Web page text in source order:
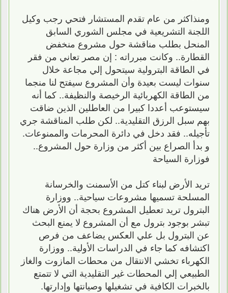
ومنذاكثر من عام تقدم المستشار فتحي رجب وكيل
اللجنة التشريعية في مجلس الشوري السابق
المنحل بطلب مناقشة حول مشروع منخفض
القطارة.. وكانت مبرراته : إن مصر تعاني من فقر
في الطاقة البترولية سيتحول إلي مجاعة خلال
سنوات ليست بعيدة وأن المشروع سيفتح لنا منجما
من الطاقة الكهربائية الرخيصة والنظيفة.. كما أنه
سيستوعب أعددا كبيرا من العاطلين الذين ضاقت
بهم سبل الرزق التقليدية.. لكن طلب المناقشة جري
تأجيله.. فقد دخل في دائرة المحرمات والممنوعات.
و بدأ الصراع بين أكثر من وزارة حول المشروع..
فوزارة السياحة
تريد الأرض لبناء كتل من الأسمنت والخرسانة
المسلحة تسميها مشروعات سياحية.. ووزارة
البترول تريد تعطيل المشروع بحجة أن الأرض هناك
تبشر بوجود بترول مع أن المشروع لا يمنع البحث
عن البترول بل علي العكس يضاعف من فرص
اكتشافه كما جاء في الدراسات الأولية.. ووزارة
الكهرباء تخشي الانتقال من محطات المازوت والغاز
الطبيعي إلي المحطات غير التقليدية التي لا تتمتع
بالخبرات الكافية في تشغيلها وصيانتها وإدارتها.